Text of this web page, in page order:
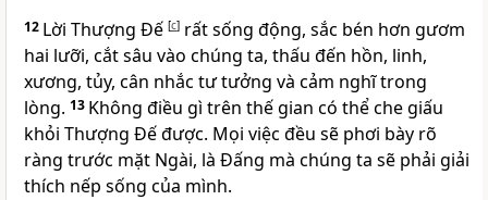
12 Lời Thượng Đế [c] rất sống động, sắc bén hơn gươm
hai lưỡi, cắt sâu vào chúng ta, thấu đến hồn, linh,
xương, tủy, cân nhắc tư tưởng và cảm nghĩ trong
lòng. 13 Không điều gì trên thế gian có thể che giấu
khỏi Thượng Đế được. Mọi việc đều sẽ phơi bày rõ
ràng trước mặt Ngài, là Đấng mà chúng ta sẽ phải giải
thích nếp sống của mình.